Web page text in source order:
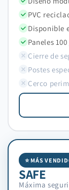
PVC
Disponible
Paneles
Cierre de
Postes
Cerco
⭐ MÁS
SAFE
Máxima